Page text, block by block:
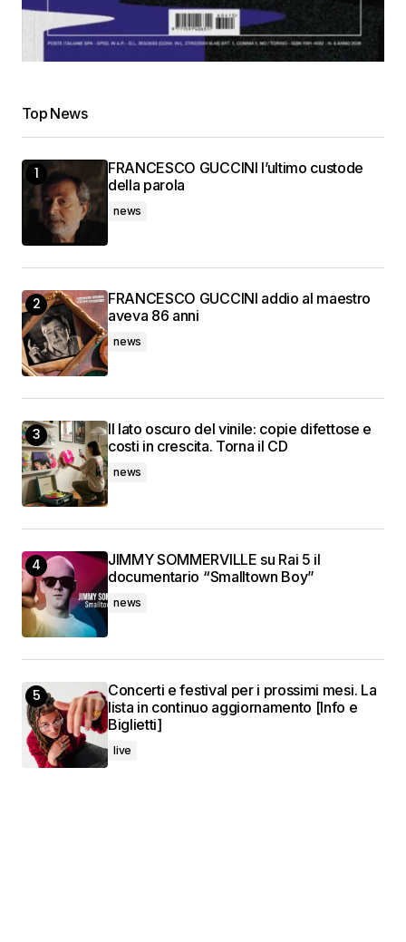
Top News
FRANCESCO GUCCINI l’ultimo custode
della parola
news
FRANCESCO GUCCINI addio al maestro
aveva 86 anni
news
Il lato oscuro del vinile: copie difettose e
costi in crescita. Torna il CD
news
JIMMY SOMMERVILLE su Rai 5 il
documentario “Smalltown Boy”
news
Concerti e festival per i prossimi mesi. La
lista in continuo aggiornamento [Info e
Biglietti]
live